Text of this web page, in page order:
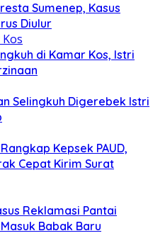
Sumenep, Kasus
Diulur
di Kamar Kos, Istri
Selingkuh Digerebek Istri
Kepsek PAUD,
Cepat Kirim Surat
Reklamasi Pantai
Babak Baru